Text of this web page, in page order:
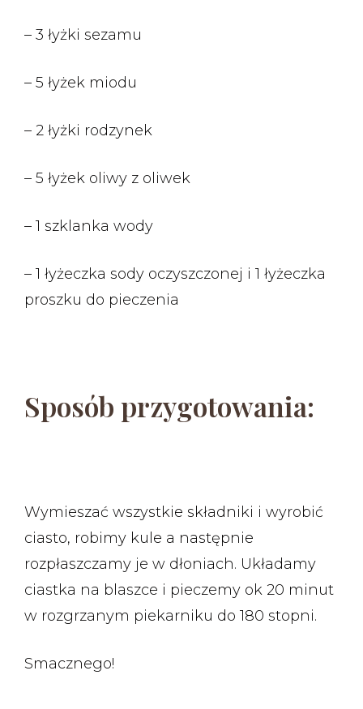
– 3 łyżki sezamu
– 5 łyżek miodu
– 2 łyżki rodzynek
– 5 łyżek oliwy z oliwek
– 1 szklanka wody
– 1 łyżeczka sody oczyszczonej i 1 łyżeczka
proszku do pieczenia
Sposób przygotowania:
Wymieszać wszystkie składniki i wyrobić
ciasto, robimy kule a następnie
rozpłaszczamy je w dłoniach. Układamy
ciastka na blaszce i pieczemy ok 20 minut
w rozgrzanym piekarniku do 180 stopni.
Smacznego!